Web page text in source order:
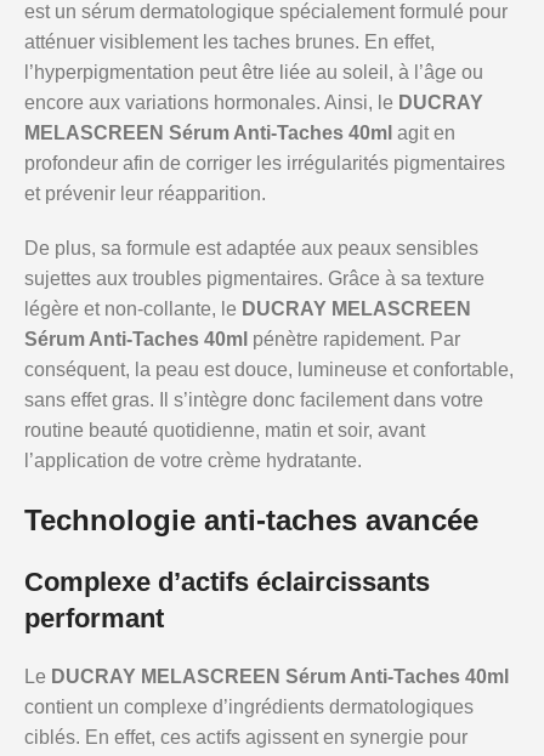
est un sérum dermatologique spécialement formulé pour
atténuer visiblement les taches brunes. En effet,
l’hyperpigmentation peut être liée au soleil, à l’âge ou
encore aux variations hormonales. Ainsi, le DUCRAY
MELASCREEN Sérum Anti-Taches 40ml agit en
profondeur afin de corriger les irrégularités pigmentaires
et prévenir leur réapparition.
De plus, sa formule est adaptée aux peaux sensibles
sujettes aux troubles pigmentaires. Grâce à sa texture
légère et non-collante, le DUCRAY MELASCREEN
Sérum Anti-Taches 40ml pénètre rapidement. Par
conséquent, la peau est douce, lumineuse et confortable,
sans effet gras. Il s’intègre donc facilement dans votre
routine beauté quotidienne, matin et soir, avant
l’application de votre crème hydratante.
Technologie anti-taches avancée
Complexe d’actifs éclaircissants
performant
Le DUCRAY MELASCREEN Sérum Anti-Taches 40ml
contient un complexe d’ingrédients dermatologiques
ciblés. En effet, ces actifs agissent en synergie pour